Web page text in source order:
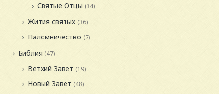
Святые Отцы (34)
Жития святых (36)
Паломничество (7)
Библия (47)
Ветхий Завет (19)
Новый Завет (48)